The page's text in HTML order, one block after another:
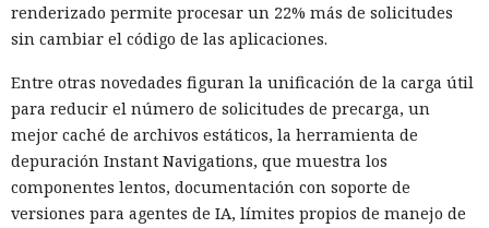
Así, el enfrentamiento tecnológico entre ambos países hace
tiempo que ha superado el marco de aranceles recíprocos y
restricciones a la exportación — ahora están en la mira
empresas concretas y su reputación en mercados
extranjeros. En estas condiciones, los negocios se convierten
cada vez más en instrumentos de medidas de respuesta, y
no simplemente en participantes de la competencia de
mercado.
renderizado permite procesar un 22% más de solicitudes
sin cambiar el código de las aplicaciones.
Entre otras novedades figuran la unificación de la carga útil
para reducir el número de solicitudes de precarga, un
mejor caché de archivos estáticos, la herramienta de
depuración Instant Navigations, que muestra los
componentes lentos, documentación con soporte de
versiones para agentes de IA, límites propios de manejo de